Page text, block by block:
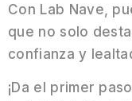
Con Lab Nave,
que no solo
confianza y
¡Da el primer